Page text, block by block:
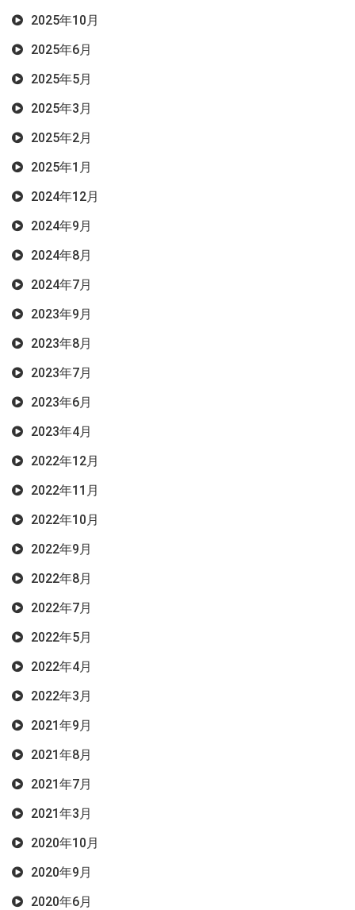
2025年10月
2025年6月
2025年5月
2025年3月
2025年2月
2025年1月
2024年12月
2024年9月
2024年8月
2024年7月
2023年9月
2023年8月
2023年7月
2023年6月
2023年4月
2022年12月
2022年11月
2022年10月
2022年9月
2022年8月
2022年7月
2022年5月
2022年4月
2022年3月
2021年9月
2021年8月
2021年7月
2021年3月
2020年10月
2020年9月
2020年6月